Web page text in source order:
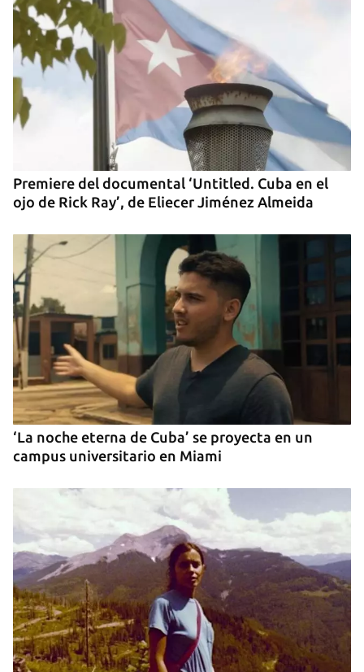
Guardar como favorito
Para poder guardar como favorito, primero has de
INICIAR SESIÓN CANCELAR
Premiere del documental ‘Untitled. Cuba en el
ojo de Rick Ray’, de Eliecer Jiménez Almeida
‘La noche eterna de Cuba’ se proyecta en un
campus universitario en Miami